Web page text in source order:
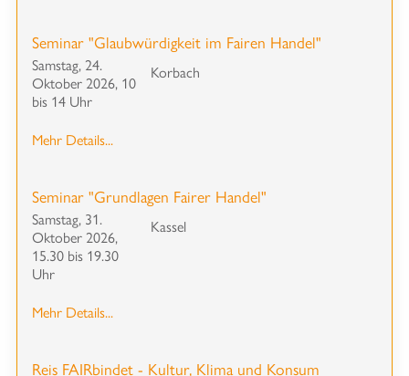
Seminar "Glaubwürdigkeit im Fairen Handel"
Samstag, 24.
Oktober 2026, 10
bis 14 Uhr
Korbach
Mehr Details...
Seminar "Grundlagen Fairer Handel"
Samstag, 31.
Oktober 2026,
15.30 bis 19.30
Uhr
Kassel
Mehr Details...
Reis FAIRbindet - Kultur, Klima und Konsum